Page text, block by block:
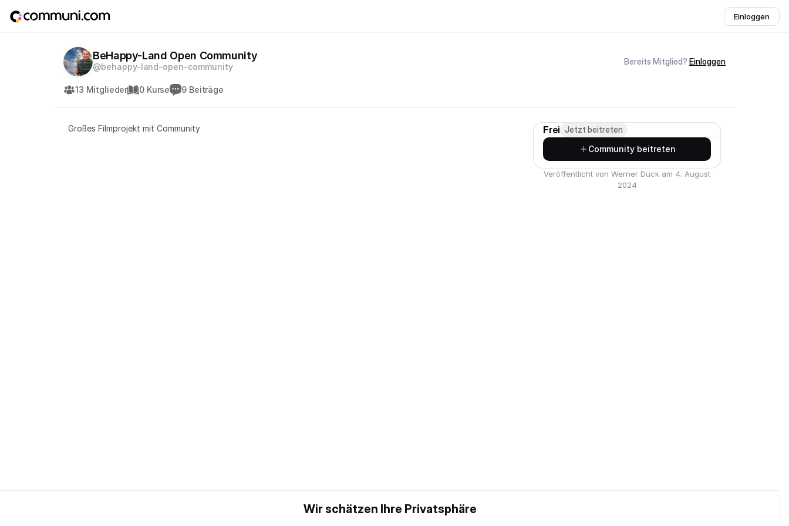
Einloggen
BeHappy-Land Open Community
@behappy-land-open-community
Bereits Mitglied? Einloggen
13 Mitglieder 0 Kurse 9 Beiträge
Großes Filmprojekt mit Community Frei Jetzt beitreten
Community beitreten
Veröffentlicht von Werner Dück am 4. August
2024
Wir schätzen Ihre Privatsphäre